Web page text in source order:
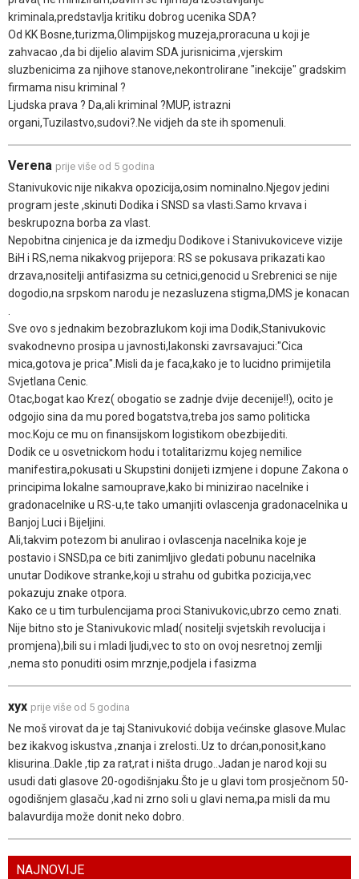
kriminala,predstavlja kritiku dobrog ucenika SDA?
Od KK Bosne,turizma,Olimpijskog muzeja,proracuna u koji je
zahvacao ,da bi dijelio alavim SDA jurisnicima ,vjerskim
sluzbenicima za njihove stanove,nekontrolirane "inekcije" gradskim
firmama nisu kriminal ?
Ljudska prava ? Da,ali kriminal ?MUP, istrazni
organi,Tuzilastvo,sudovi?.Ne vidjeh da ste ih spomenuli.
Verena prije više od 5 godina
Stanivukovic nije nikakva opozicija,osim nominalno.Njegov jedini
program jeste ,skinuti Dodika i SNSD sa vlasti.Samo krvava i
beskrupozna borba za vlast.
Nepobitna cinjenica je da izmedju Dodikove i Stanivukoviceve vizije
BiH i RS,nema nikakvog prijepora: RS se pokusava prikazati kao
drzava,nositelji antifasizma su cetnici,genocid u Srebrenici se nije
dogodio,na srpskom narodu je nezasluzena stigma,DMS je konacan
Sve ovo s jednakim bezobrazlukom koji ima Dodik,Stanivukovic
svakodnevno prosipa u javnosti,lakonski zavrsavajuci:"Cica
mica,gotova je prica".Misli da je faca,kako je to lucidno primijetila
Svjetlana Cenic.
Otac,bogat kao Krez( obogatio se zadnje dvije decenije!!), ocito je
odgojio sina da mu pored bogatstva,treba jos samo politicka
moc.Koju ce mu on finansijskom logistikom obezbijediti.
Dodik ce u osvetnickom hodu i totalitarizmu kojeg nemilice
manifestira,pokusati u Skupstini donijeti izmjene i dopune Zakona o
principima lokalne samouprave,kako bi minizirao nacelnike i
gradonacelnike u RS-u,te tako umanjiti ovlascenja gradonacelnika u
Banjoj Luci i Bijeljini.
Ali,takvim potezom bi anulirao i ovlascenja nacelnika koje je
postavio i SNSD,pa ce biti zanimljivo gledati pobunu nacelnika
unutar Dodikove stranke,koji u strahu od gubitka pozicija,vec
pokazuju znake otpora.
Kako ce u tim turbulencijama proci Stanivukovic,ubrzo cemo znati.
Nije bitno sto je Stanivukovic mlad( nositelji svjetskih revolucija i
promjena),bili su i mladi ljudi,vec to sto on ovoj nesretnoj zemlji
,nema sto ponuditi osim mrznje,podjela i fasizma
xyx prije više od 5 godina
Ne moš virovat da je taj Stanivuković dobija većinske glasove.Mulac
bez ikakvog iskustva ,znanja i zrelosti..Uz to drćan,ponosit,kano
klisurina..Dakle ,tip za rat,rat i ništa drugo..Jadan je narod koji su
usudi dati glasove 20-ogodišnjaku.Što je u glavi tom prosječnom 50-
ogodišnjem glasaču ,kad ni zrno soli u glavi nema,pa misli da mu
balavurdija može donit neko dobro.
NAJNOVIJE